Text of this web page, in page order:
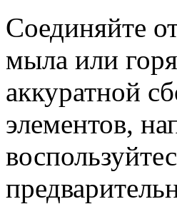
Соединяйте
мыла или
аккуратной
элементов,